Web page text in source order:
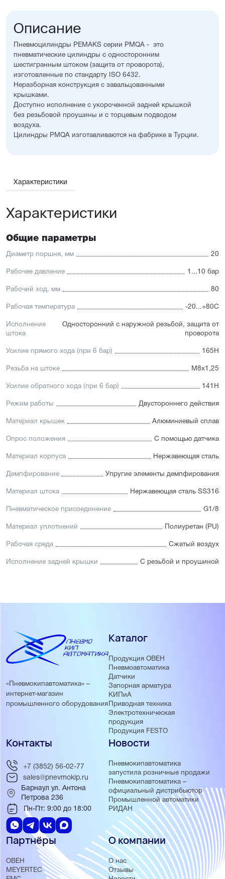
Описание
Пневмоцилиндры PEMAKS серии PMQA - это
пневматические цилиндры с односторонним
шестигранным штоком (защита от проворота),
изготовленные по стандарту ISO 6432.
Неразборная конструкция с завальцованными
крышками.
Доступно исполнение с укороченной задней крышкой
без резьбовой проушины и с торцевым подводом
воздуха.
Цилиндры PMQA изготавливаются на фабрике в Турции.
Нерегулируемое демпфирование упругими элементами
Возможность установки датчиков положения,
Шток из нержавеющей стали SS316
Характеристики
Характеристики
Общие параметры
Диаметр поршня, мм 20
Рабочее давление 1...10 бар
Рабочий ход, мм 80
Рабочая температура -20...+80С
Исполнение
штока
Односторонний с наружной резьбой, защита от
проворота
Усилие прямого хода (при 6 бар) 165Н
Резьба на штоке М8х1,25
Усилие обратного хода (при 6 бар) 141Н
Режим работы Двустороннего действия
Материал крышек Алюминиевый сплав
Опрос положения С помощью датчика
Материал корпуса Нержавеющая сталь
Демпфирование Упругие элементы демпфирования
Материал штока Нержавеющая сталь SS316
Пневматическое присоединение G1/8
Материал уплотнений Полиуретан (PU)
Рабочая среда Сжатый воздух
Исполнение задней крышки С резьбой и проушиной
«Пневмокипавтоматика» –
интернет-магазин
промышленного оборудования
Каталог
Продукция ОВЕН
Пневмоавтоматика
Датчики
Запорная арматура
КИПиА
Приводная техника
Электротехническая
продукция
Продукция FESTO
Новости
Пневмокипавтоматика
запустила розничные продажи
Пневмокипавтоматика –
официальный дистрибьютор
Промышленной автоматики
РИДАН
Партнёры
ОВЕН
MEYERTEC
О компании
О нас
Отзывы
Контакты
+7 (3852) 56-02-77
sales@pnevmokip.ru
Барнаул ул. Антона
Петрова 236
Пн-Пт: 9:00 до 18:00